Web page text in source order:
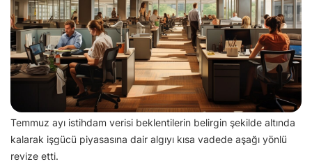
Temmuz ayı istihdam verisi beklentilerin belirgin şekilde altında
kalarak işgücü piyasasına dair algıyı kısa vadede aşağı yönlü
revize etti.